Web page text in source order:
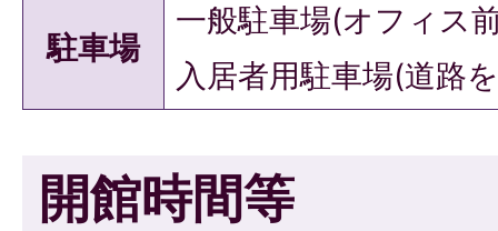
駐車場
一般駐車場(オフィス
入居者用駐車場(道路
開館時間等